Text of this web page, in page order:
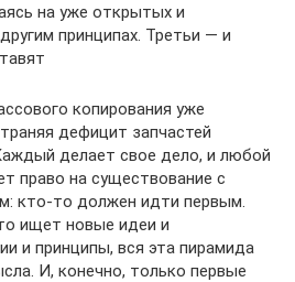
на уже открытых и
принципах. Третьи — и
копирования уже
дефицит запчастей
делает свое дело, и любой
право на существование с
кто-то должен идти первым.
ищет новые идеи и
и принципы, вся эта пирамида
И, конечно, только первые